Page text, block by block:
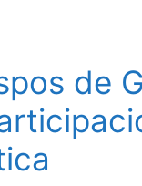
de